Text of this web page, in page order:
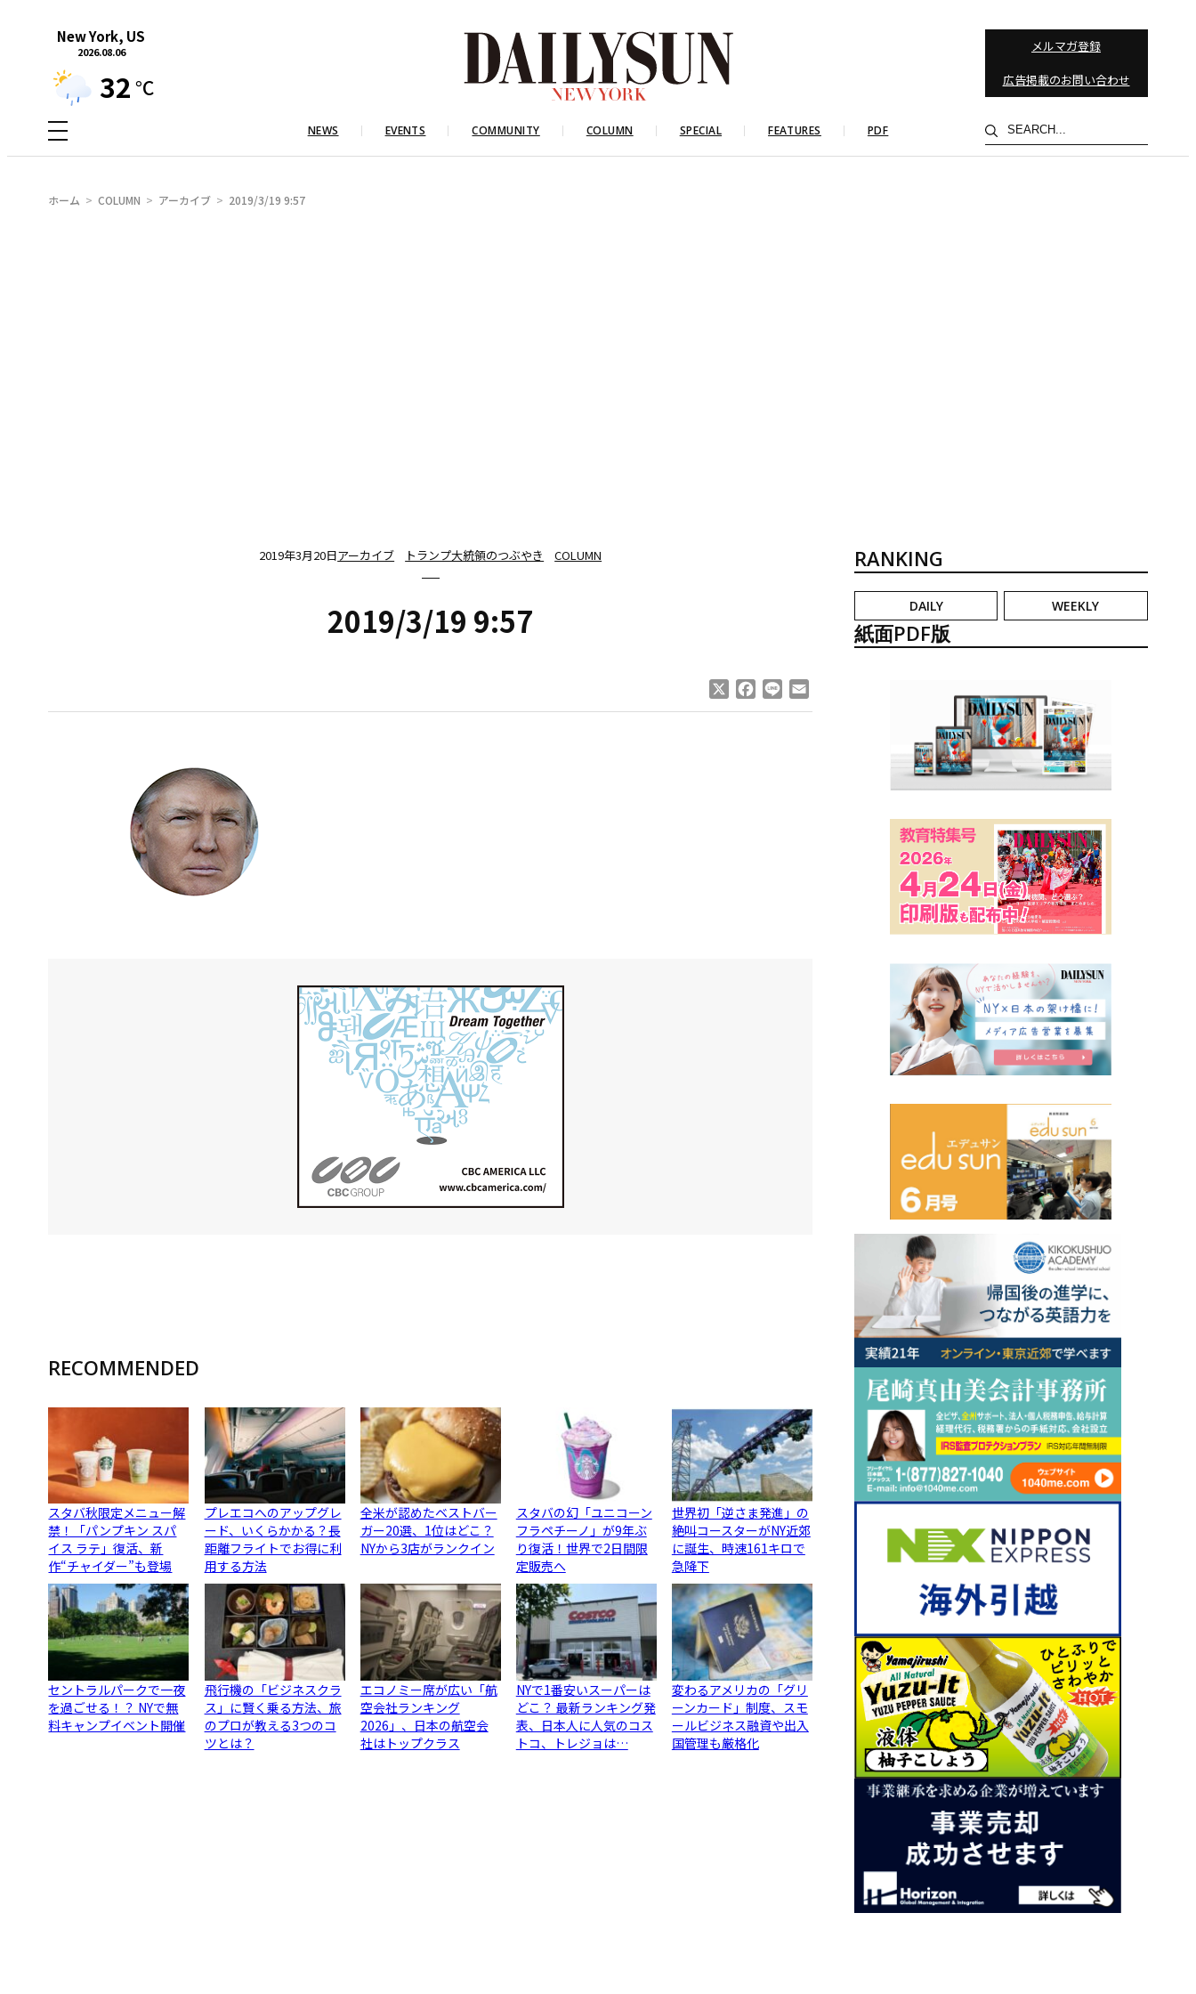
New York, US
2026.08.06
32 °C
メルマガ登録
広告掲載のお問い合わせ
NEWS EVENTS COMMUNITY COLUMN SPECIAL FEATURES PDF
検
索
ホーム COLUMN アーカイブ 2019/3/19 9:57
2019年3月20日アーカイブ トランプ大統領のつぶやき COLUMN
2019/3/19 9:57
Facebook
Line
RECOMMENDED
スタバ秋限定メニュー解
禁！「パンプキン スパ
イス ラテ」復活、新
作“チャイダー”も登場
プレエコへのアップグレ
ード、いくらかかる？長
距離フライトでお得に利
用する方法
全米が認めたベストバー
ガー20選、1位はどこ？
NYから3店がランクイン
スタバの幻「ユニコーン
フラペチーノ」が9年ぶ
り復活！世界で2日間限
定販売へ
世界初「逆さま発進」の
絶叫コースターがNY近郊
に誕生、時速161キロで
急降下
セントラルパークで一夜
を過ごせる！？ NYで無
料キャンプイベント開催
飛行機の「ビジネスクラ
ス」に賢く乗る方法、旅
のプロが教える3つのコ
ツとは？
エコノミー席が広い「航
空会社ランキング
2026」、日本の航空会
社はトップクラス
NYで1番安いスーパーは
どこ？ 最新ランキング発
表、日本人に人気のコス
トコ、トレジョは…
変わるアメリカの「グリ
ーンカード」制度、スモ
ールビジネス融資や出入
国管理も厳格化
RANKING
DAILY WEEKLY
紙面PDF版